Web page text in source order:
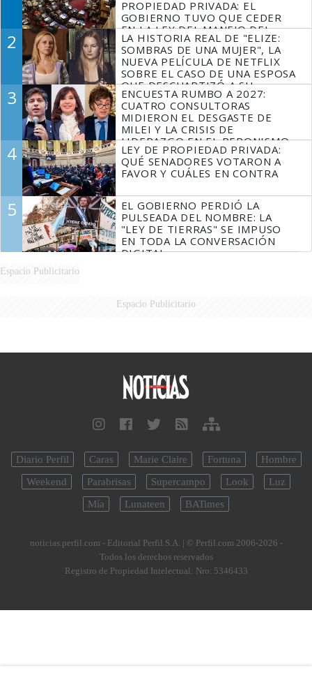
PROPIEDAD PRIVADA: EL
GOBIERNO TUVO QUE CEDER
EN LA LEY DEL MANEJO DEL
FUEGO
2
LA HISTORIA REAL DE "ELIZE:
SOMBRAS DE UNA MUJER", LA
NUEVA PELÍCULA DE NETFLIX
SOBRE EL CASO DE UNA ESPOSA
QUE DESCUARTIZÓ A SU
MARIDO
3
ENCUESTA RUMBO A 2027:
CUATRO CONSULTORAS
MIDIERON EL DESGASTE DE
MILEI Y LA CRISIS DE
LIDERAZGO EN EL PERONISMO
4
LEY DE PROPIEDAD PRIVADA:
QUÉ SENADORES VOTARON A
FAVOR Y CUÁLES EN CONTRA
5
EL GOBIERNO PERDIÓ LA
PULSEADA DEL NOMBRE: LA
"LEY DE TIERRAS" SE IMPUSO
EN TODA LA CONVERSACIÓN
DIGITAL
Espacio Publicitario
Espacio Publicitario
Diario Perfil Caras Marie Claire Fortuna
Hombre
Weekend
Parabrisas Supercampo Look
Luz
Mía
Lunateen BATimes
noticias.perfil.com - Editorial Perfil S.A. | © Perfil.com 2006-2026 -
Todos los derechos reservados
Registro de Propiedad Intelectual: Nro. 5346433